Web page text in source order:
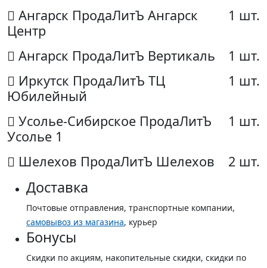
Ангарск ПродаЛитЪ Ангарск
Центр
1 шт.
Ангарск ПродаЛитЪ Вертикаль
1 шт.
Иркутск ПродаЛитЪ ТЦ
Юбилейный
1 шт.
Усолье-Сибирское ПродаЛитЪ
Усолье 1
1 шт.
Шелехов ПродаЛитЪ Шелехов 2 шт.
Доставка
Почтовые отправления, транспортные компании,
самовывоз из магазина, курьер
Бонусы
Скидки по акциям, накопительные скидки, скидки по